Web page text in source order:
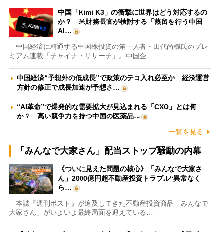
中国「Kimi K3」の衝撃に世界はどう対応するの
か？ 米財務長官が検討する「蒸留を行う中国
AI…
中国経済に精通する中国株投資の第一人者・田代尚機氏のプレ
ミアム連載「チャイナ・リサーチ」。中国企…
中国経済“予想外の低成長”で政策のテコ入れ必至か 経済運営
方針の修正で成長加速が予想さ…
“AI革命”で爆発的な需要拡大が見込まれる「CXO」とは何
か？ 高い競争力を持つ中国の医薬品…
一覧を見る
「みんなで大家さん」配当ストップ騒動の内幕
《ついに見えた問題の核心》「みんなで大家さ
ん」2000億円超不動産投資トラブル“異常なく
ら…
本誌『週刊ポスト』が追及してきた不動産投資商品「みんなで
大家さん」がいよいよ最終局面を迎えている…